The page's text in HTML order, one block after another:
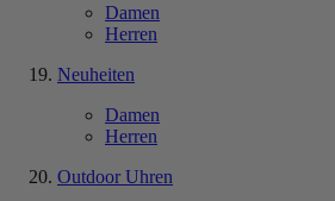
Damen
Herren
Neuheiten
Damen
Herren
Outdoor Uhren